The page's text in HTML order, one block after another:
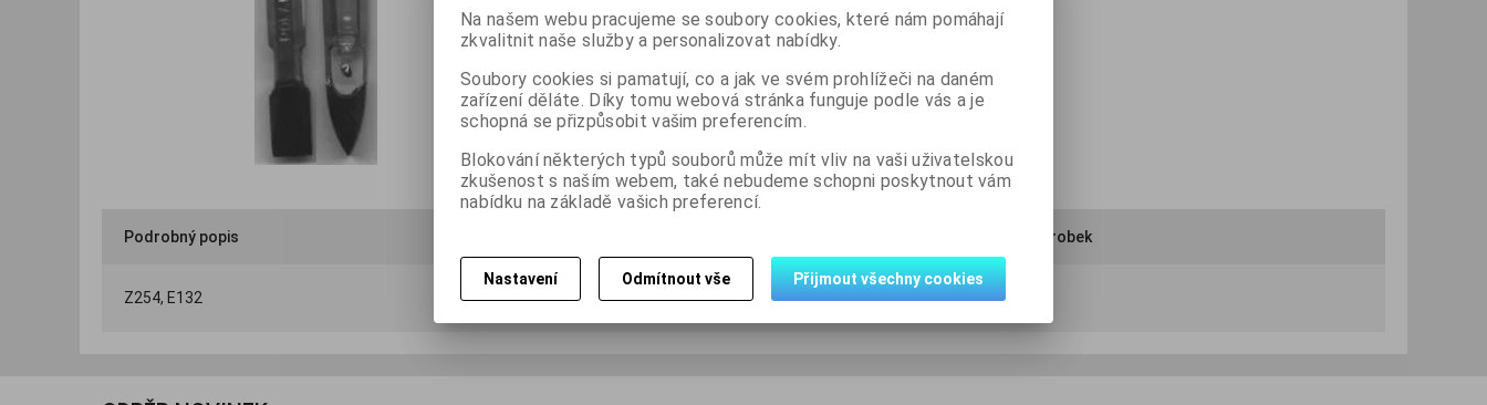
Skladem:32 balení
Podrobný popis Doporučit výrobek
Z254, E132
Na našem webu pracujeme se soubory cookies, které nám pomáhají
zkvalitnit naše služby a personalizovat nabídky.
Soubory cookies si pamatují, co a jak ve svém prohlížeči na daném
zařízení děláte. Díky tomu webová stránka funguje podle vás a je
schopná se přizpůsobit vašim preferencím.
Blokování některých typů souborů může mít vliv na vaši uživatelskou
zkušenost s naším webem, také nebudeme schopni poskytnout vám
nabídku na základě vašich preferencí.
Nastavení Odmítnout vše Přijmout všechny cookies